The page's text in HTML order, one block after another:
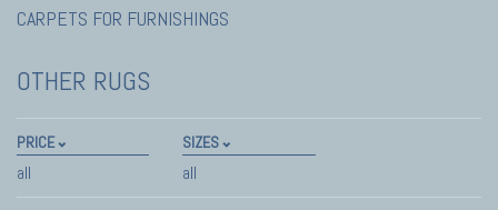
CARPETS FOR FURNISHINGS
OTHER RUGS
PRICE
all
SIZES
all